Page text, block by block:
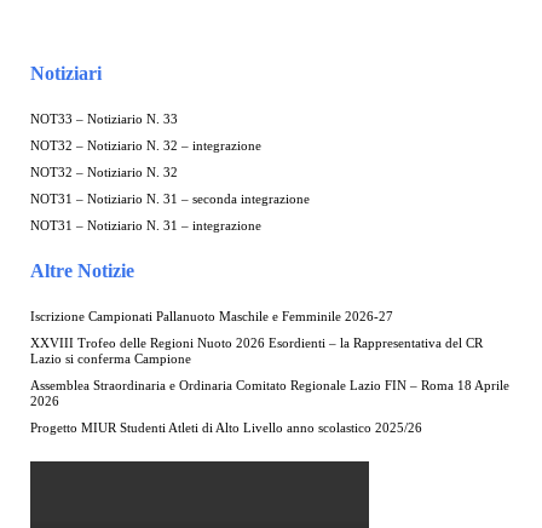
Notiziari
NOT33 – Notiziario N. 33
NOT32 – Notiziario N. 32 – integrazione
NOT32 – Notiziario N. 32
NOT31 – Notiziario N. 31 – seconda integrazione
NOT31 – Notiziario N. 31 – integrazione
Altre Notizie
Iscrizione Campionati Pallanuoto Maschile e Femminile 2026-27
XXVIII Trofeo delle Regioni Nuoto 2026 Esordienti – la Rappresentativa del CR
Lazio si conferma Campione
Assemblea Straordinaria e Ordinaria Comitato Regionale Lazio FIN – Roma 18 Aprile
2026
Progetto MIUR Studenti Atleti di Alto Livello anno scolastico 2025/26